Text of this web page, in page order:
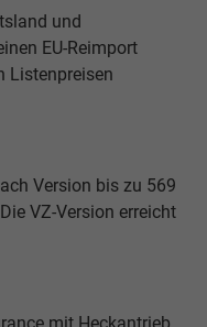
und
EU-Reimport
Listenpreisen
Version bis zu 569
VZ-Version erreicht